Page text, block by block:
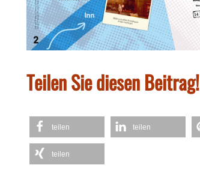
Teilen Sie diesen Beitrag!
teilen teilen
teilen